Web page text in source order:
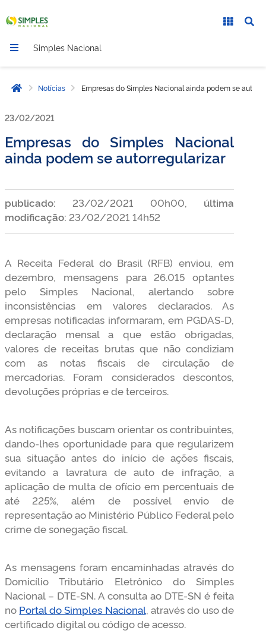
Simples Nacional
Página inicial
Notícias Empresas do Simples Nacional ainda podem se
23/02/2021
Empresas do Simples Nacional
ainda podem se autorregularizar
publicado: 23/02/2021 00h00, última
modificação: 23/02/2021 14h52
A Receita Federal do Brasil (RFB) enviou, em
dezembro, mensagens para 26.015 optantes
pelo Simples Nacional, alertando sobre
inconsistências em valores declarados. As
empresas notificadas informaram, em PGDAS-D,
declaração mensal a que estão obrigadas,
valores de receitas brutas que não condiziam
com as notas fiscais de circulação de
mercadorias. Foram considerados descontos,
devoluções próprias e de terceiros.
As notificações buscam orientar os contribuintes,
dando-lhes oportunidade para que regularizem
sua situação antes do início de ações fiscais,
evitando a lavratura de auto de infração, a
aplicação de multa de ofício em percentuais de
até 225%, além de possível envio de
representação ao Ministério Público Federal pelo
crime de sonegação fiscal.
As mensagens foram encaminhadas através do
Domicílio Tributário Eletrônico do Simples
Nacional – DTE-SN. A consulta ao DTE-SN é feita
no Portal do Simples Nacional, através do uso de
certificado digital ou código de acesso.